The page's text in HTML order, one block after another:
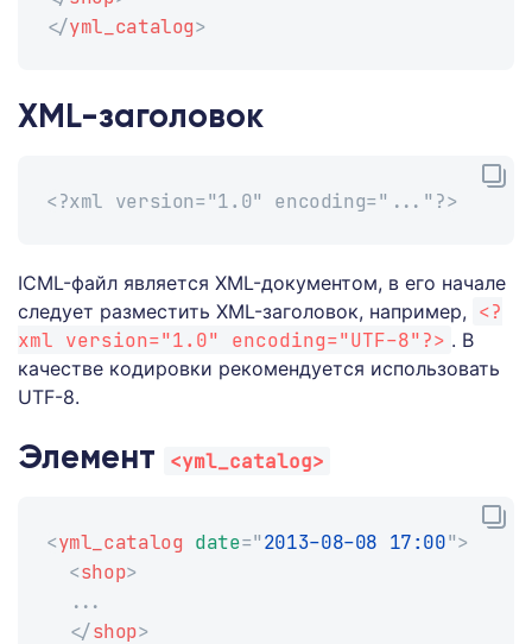
</yml_catalog>
XML-заголовок
<?xml version="1.0" encoding="..."?>
ICML-файл является XML-документом, в его начале
следует разместить XML-заголовок, например, <?
xml version="1.0" encoding="UTF-8"?> . В
качестве кодировки рекомендуется использовать
UTF-8.
Элемент <yml_catalog>
<yml_catalog date=" 2013-08-08 17:00">
<shop>
  ...
</shop>